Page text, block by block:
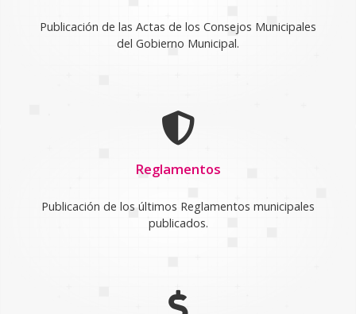
Publicación de las Actas de los Consejos Municipales
del Gobierno Municipal.
Reglamentos
Publicación de los últimos Reglamentos municipales
publicados.